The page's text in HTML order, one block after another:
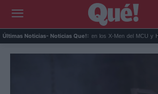
Últimas Noticias- Noticias Que!:
Kit Connor será Cíclope en los X-Men del MCU y Hea...